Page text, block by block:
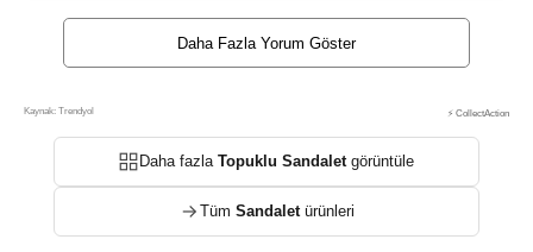
Daha Fazla Yorum Göster
Kaynak: Trendyol ⚡ CollectAction
Daha fazlaTopuklu Sandaletgörüntüle
Tüm Sandaletürünleri